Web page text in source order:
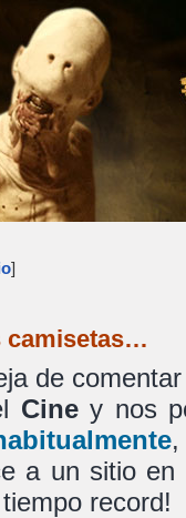
]
camisetas…
de
Ciney nos
,
a un sitio en
record!